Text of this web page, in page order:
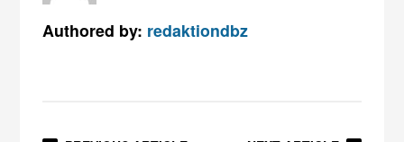
Authored by: redaktiondbz